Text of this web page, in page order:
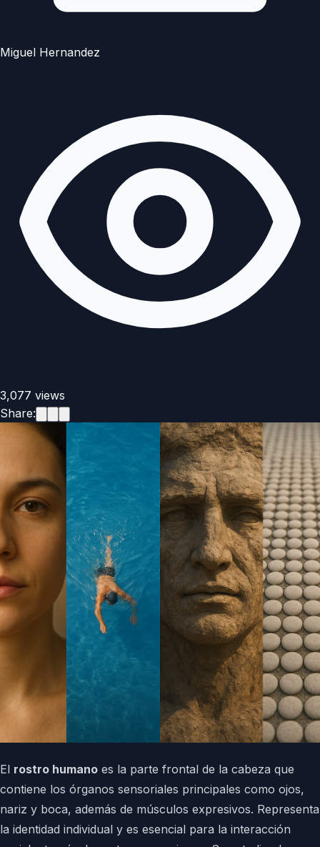
Miguel Hernandez
3,077 views
Share:
El rostro humano es la parte frontal de la cabeza que
contiene los órganos sensoriales principales como ojos,
nariz y boca, además de músculos expresivos. Representa
la identidad individual y es esencial para la interacción